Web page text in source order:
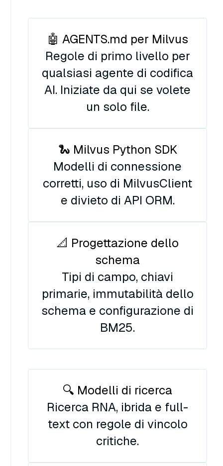
🤖 AGENTS.md per Milvus
Regole di primo livello per
qualsiasi agente di codifica
AI. Iniziate da qui se volete
un solo file.
🐍 Milvus Python SDK
Modelli di connessione
corretti, uso di MilvusClient
e divieto di API ORM.
📐 Progettazione dello
schema
Tipi di campo, chiavi
primarie, immutabilità dello
schema e configurazione di
BM25.
🔍 Modelli di ricerca
Ricerca RNA, ibrida e full-
text con regole di vincolo
critiche.